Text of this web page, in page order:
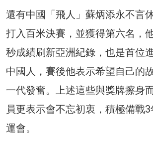
還有中國「飛人」蘇炳添永不言
打入百米決賽，並獲得第六名，
秒成績刷新亞洲紀錄，也是首位
中國人，賽後他表示希望自己的
一代發奮。上述這些與獎牌擦身
員更表示會不忘初衷，積極備戰
運會。